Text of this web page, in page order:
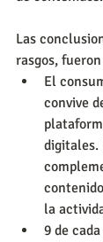
Las
rasgos,
El
convive
digitales.
la
9 de